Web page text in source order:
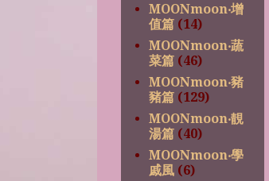
MOONmoon‧增
值篇 (14)
MOONmoon‧蔬
菜篇 (46)
MOONmoon‧豬
豬篇 (129)
MOONmoon‧靚
湯篇 (40)
MOONmoon‧學
戚風 (6)